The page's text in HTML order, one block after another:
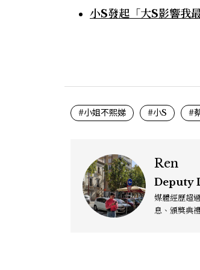
小S發起「大S影響我
#小姐不熙娣 #小S #
Ren
Deputy
媒體經歷超